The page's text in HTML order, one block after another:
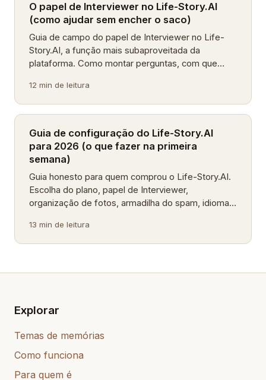
O papel de Interviewer no Life-Story.AI
(como ajudar sem encher o saco)
Guia de campo do papel de Interviewer no Life-
Story.AI, a função mais subaproveitada da
plataforma. Como montar perguntas, com que
vários.
12 min de leitura
Guia de configuração do Life-Story.AI
para 2026 (o que fazer na primeira
semana)
Guia honesto para quem comprou o Life-Story.AI.
Escolha do plano, papel de Interviewer,
organização de fotos, armadilha do spam, idiomas
decide o resto.
13 min de leitura
Explorar
Temas de memórias
Como funciona
Para quem é